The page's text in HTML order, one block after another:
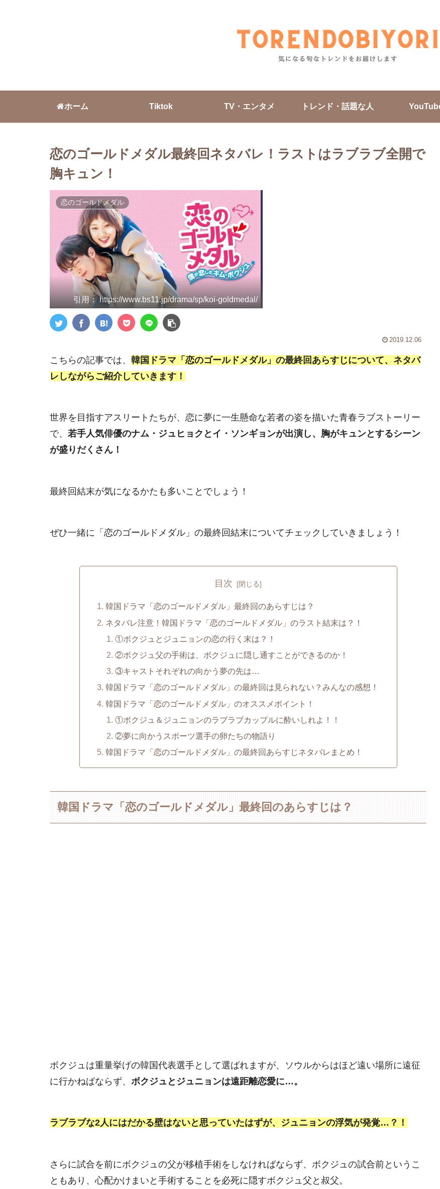
ホーム Tiktok TV・エンタメ トレンド・話題な人
恋のゴールドメダル最終回ネタバレ！ラストはラブラブ全開で
胸キュン！
恋のゴールドメダル
引用： https://www.bs11.jp/drama/sp/koi-goldmedal/
2019.12.06
こちらの記事では、 韓国ドラマ「恋のゴールドメダル」の最終回あらすじについて、ネタバ
レしながらご紹介していきます！
世界を目指すアスリートたちが、恋に夢に一生懸命な若者の姿を描いた青春ラブストーリー
で、 若手人気俳優のナム・ジュヒョクとイ・ソンギョンが出演し、胸がキュンとするシーン
が盛りだくさん！
最終回結末が気になるかたも多いことでしょう！
ぜひ一緒に「恋のゴールドメダル」の最終回結末についてチェックしていきましょう！
目次
韓国ドラマ「恋のゴールドメダル」最終回のあらすじは？
ネタバレ注意！韓国ドラマ「恋のゴールドメダル」のラスト結末は？！
①ボクジュとジュニョンの恋の行く末は？！
②ボクジュ父の手術は、ボクジュに隠し通すことができるのか！
③キャストそれぞれの向かう夢の先は…
韓国ドラマ「恋のゴールドメダル」の最終回は見られない？みんなの感想！
韓国ドラマ「恋のゴールドメダル」のオススメポイント！
①ボクジュ＆ジュニョンのラブラブカップルに酔いしれよ！！
②夢に向かうスポーツ選手の卵たちの物語り
韓国ドラマ「恋のゴールドメダル」の最終回あらすじネタバレまとめ！
韓国ドラマ「恋のゴールドメダル」最終回のあらすじは？
ボクジュは重量挙げの韓国代表選手として選ばれますが、ソウルからはほど遠い場所に遠征
に行かねばならず、 ボクジュとジュニョンは遠距離恋愛に…。
ラブラブな2人にはだかる壁はないと思っていたはずが、ジュニョンの浮気が発覚…？！
さらに試合を前にボクジュの父が移植手術をしなければならず、ボクジュの試合前というこ
ともあり、心配かけまいと手術することを必死に隠すボクジュ父と叔父。